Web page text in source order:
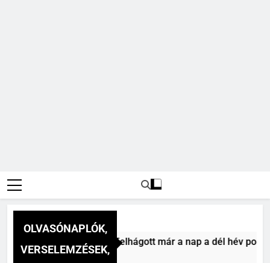
OLVASÓNAPLÓK,
VERSELEMZÉSEK,
Vitéz Mihály: A dél (Felhágott már a nap a dél hév pontjára,